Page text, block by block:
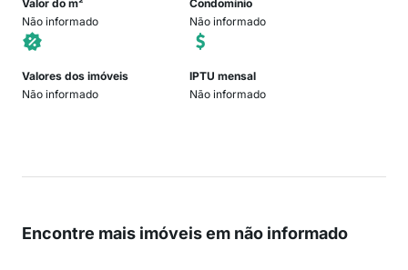
Valor do m²
Não informado
Condomínio
Não informado
Valores dos imóveis
Não informado
IPTU mensal
Não informado
Encontre mais imóveis em não informado